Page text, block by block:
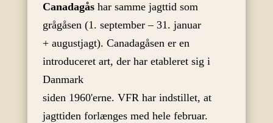
Canadagåshar samme jagttid som
grågåsen (1. september – 31. januar
+ augustjagt). Canadagåsen er en
introduceret art, der har etableret sig i
Danmark
siden 1960'erne. VFR har indstillet, at
jagttiden forlænges med hele februar.